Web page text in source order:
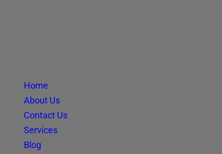
Home
About Us
Contact Us
Services
Blog